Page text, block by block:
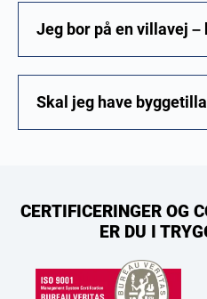
Jeg bor på en villavej
Skal jeg have
CERTIFICERINGER OG
ER DU I